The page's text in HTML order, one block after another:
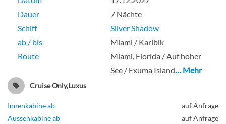
Dauer
7 Nächte
Schiff
Silver Shadow
ab / bis
Miami / Karibik
Route
Miami, Florida / Auf hoher
See / Exuma Island… Mehr
Cruise Only,Luxus
Innenkabine ab
auf Anfrage
Aussenkabine ab
auf Anfrage